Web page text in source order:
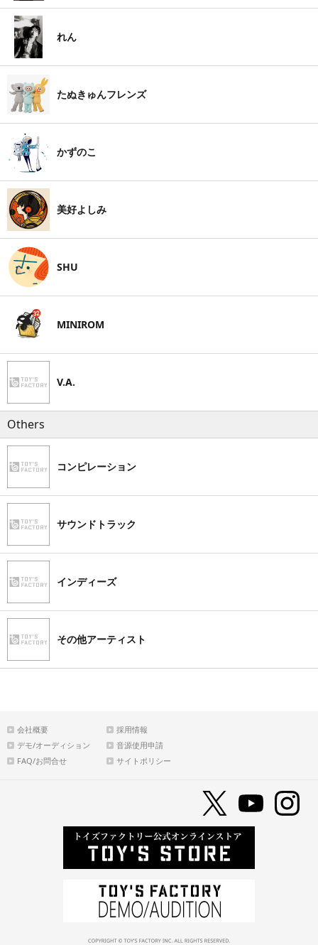
れん
たぬきゅんフレンズ
かずのこ
美好よしみ
SHU
MINIROM
V.A.
Others
コンピレーション
サウンドトラック
インディーズ
その他アーティスト
会社概要
採用情報
デモ/オーディション
音源使用申請
FAQ/お問合せ
サイトポリシー